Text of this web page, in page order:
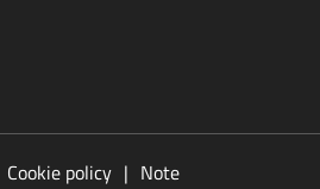
Cookie policy
Note